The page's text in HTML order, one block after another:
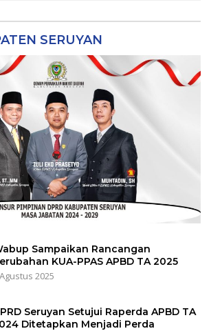
SERUYAN
Sampaikan Rancangan
KUA-PPAS APBD TA 2025
2025
Seruyan Setujui Raperda APBD TA
Ditetapkan Menjadi Perda